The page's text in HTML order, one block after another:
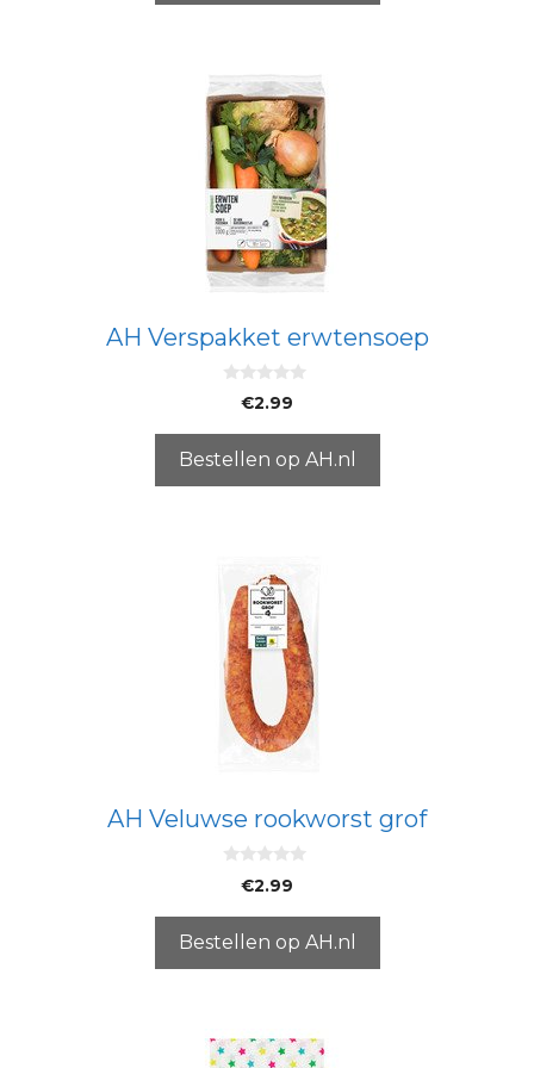
AH Verspakket erwtensoep
5
€2.99
Bestellen op AH.nl
AH Veluwse rookworst grof
5
€2.99
Bestellen op AH.nl